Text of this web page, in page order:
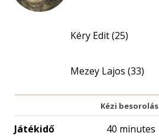
Kéry Edit (25)
Mezey Lajos (33)
Kézi besorolás
Játékidő 40 minutes